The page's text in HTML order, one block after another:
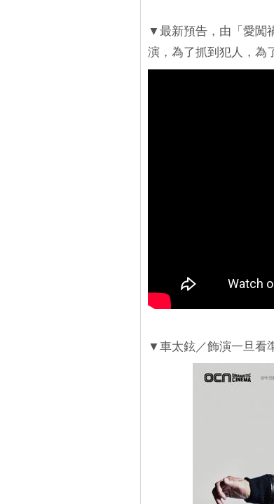
▼最新預告，由「愛闖
演，為了抓到犯人，為
▼車太鉉／飾演一旦看